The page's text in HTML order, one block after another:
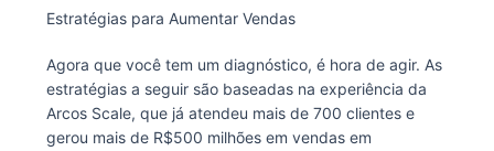
Estratégias para Aumentar Vendas
Agora que você tem um diagnóstico, é hora de agir. As
estratégias a seguir são baseadas na experiência da
Arcos Scale, que já atendeu mais de 700 clientes e
gerou mais de R$500 milhões em vendas em